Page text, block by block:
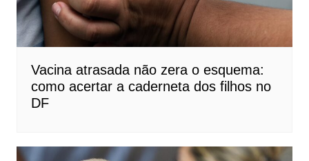
Vacina atrasada não zera o esquema:
como acertar a caderneta dos filhos no
DF